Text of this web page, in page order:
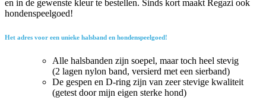
en in de gewenste kleur te bestellen. Sinds kort maakt Regazi ook
hondenspeelgoed!
Het adres voor een unieke halsband en hondenspeelgoed!
Alle halsbanden zijn soepel, maar toch heel stevig
(2 lagen nylon band, versierd met een sierband)
De gespen en D-ring zijn van zeer stevige kwaliteit
(getest door mijn eigen sterke hond)